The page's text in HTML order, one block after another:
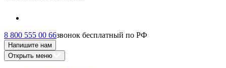
8 800 555 00 66звонок бесплатный по РФ
Напишите нам
Открыть меню